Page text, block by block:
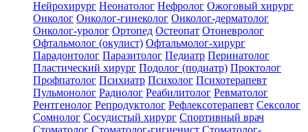
Нейрохирург Неонатолог Нефролог Ожоговый хирург
Онколог Онколог-гинеколог Онколог-дерматолог
Онколог-уролог Ортопед Остеопат Отоневролог
Офтальмолог (окулист) Офтальмолог-хирург
Парадонтолог Паразитолог Педиатр Перинатолог
Пластический хирург Подолог (подиатр) Проктолог
Профпатолог Психиатр Психолог Психотерапевт
Пульмонолог Радиолог Реабилитолог Ревматолог
Рентгенолог Репродуктолог Рефлексотерапевт Сексолог
Сомнолог Сосудистый хирург Спортивный врач
Стоматолог Стоматолог-гигиенист Стоматолог-